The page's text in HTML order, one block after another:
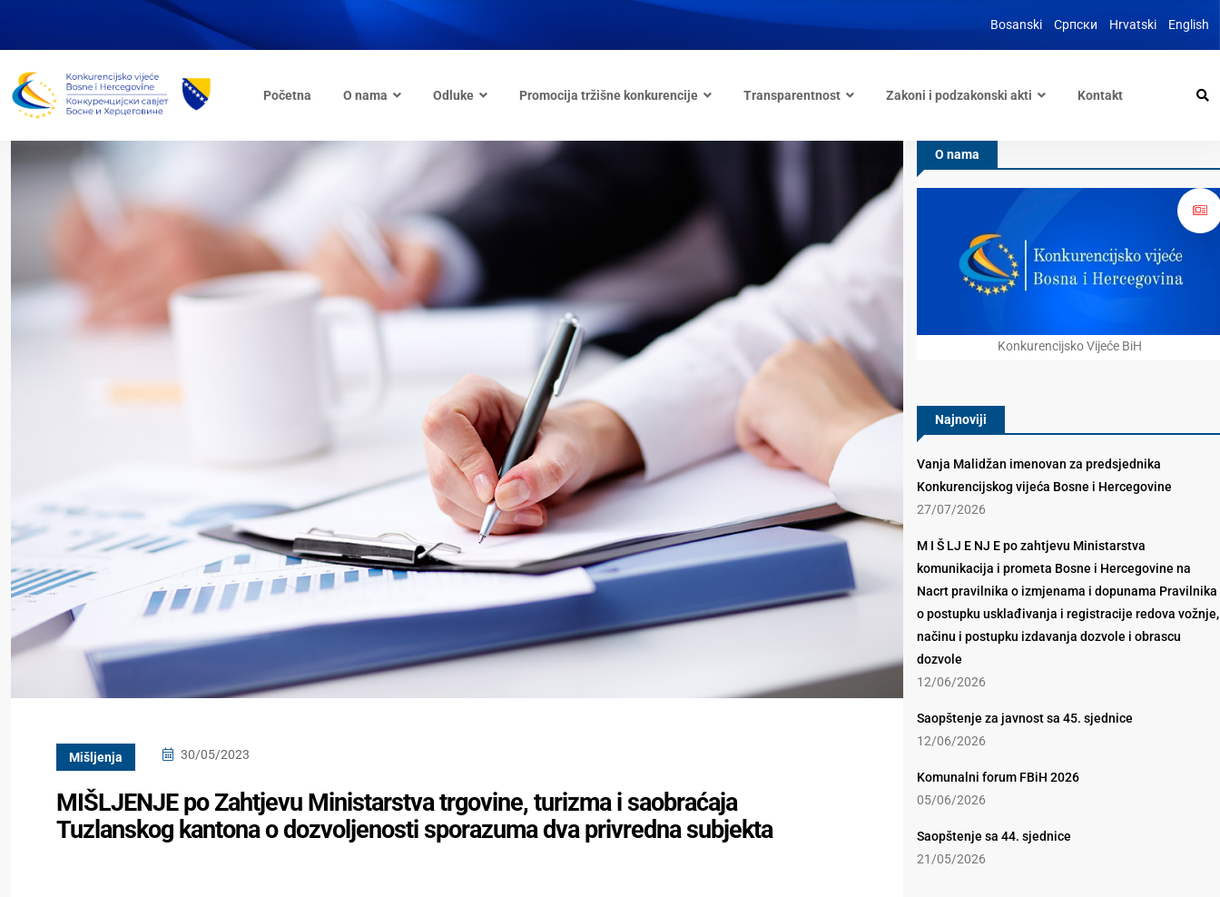
Bosanski Српски Hrvatski English
Početna O nama Odluke Promocija tržišne konkurencije Transparentnost Zakoni i podzakonski akti Kontakt
Mišljenja 30/05/2023
MIŠLJENJE po Zahtjevu Ministarstva trgovine, turizma i saobraćaja
Tuzlanskog kantona o dozvoljenosti sporazuma dva privredna subjekta
O nama
Konkurencijsko Vijeće BiH
Najnoviji
Vanja Malidžan imenovan za predsjednika
Konkurencijskog vijeća Bosne i Hercegovine
27/07/2026
M I Š LJ E NJ E po zahtjevu Ministarstva
komunikacija i prometa Bosne i Hercegovine na
Nacrt pravilnika o izmjenama i dopunama Pravilnika
o postupku usklađivanja i registracije redova vožnje,
načinu i postupku izdavanja dozvole i obrascu
dozvole
12/06/2026
Saopštenje za javnost sa 45. sjednice
12/06/2026
Komunalni forum FBiH 2026
05/06/2026
Saopštenje sa 44. sjednice
21/05/2026